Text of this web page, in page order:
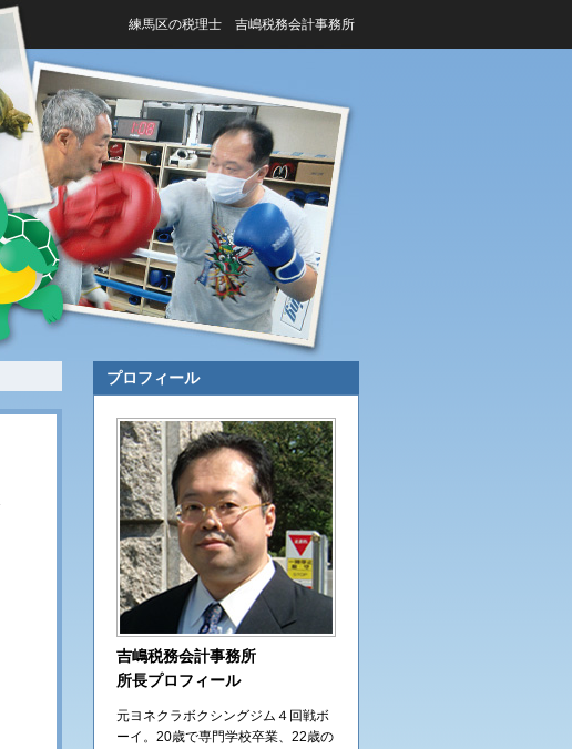
練馬区の税理士 吉嶋税務会計事務所
プロフィール
吉嶋税務会計事務所
所長プロフィール
元ヨネクラボクシングジム４回戦ボ
ーイ。20歳で専門学校卒業、22歳の